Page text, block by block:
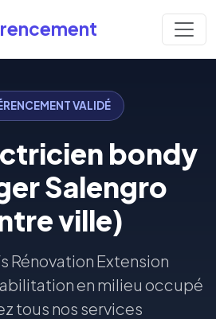
VALIDÉ
bondy
Salengro
ville)
Rénovation Extension
en milieu occupé
tous nos services